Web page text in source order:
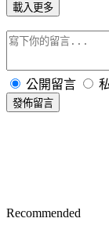
載入更多
公開留言
發佈留言
Recommended